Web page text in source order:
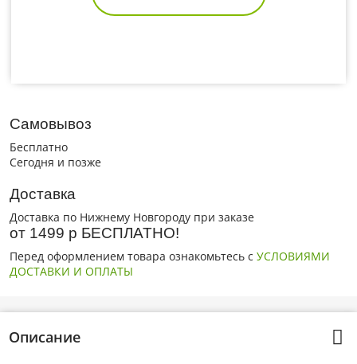
Самовывоз
Бесплатно
Сегодня и позже
Доставка
Доставка по Нижнему Новгороду при заказе
от 1499 р БЕСПЛАТНО!
Перед оформлением товара ознакомьтесь с УСЛОВИЯМИ
ДОСТАВКИ И ОПЛАТЫ
Описание